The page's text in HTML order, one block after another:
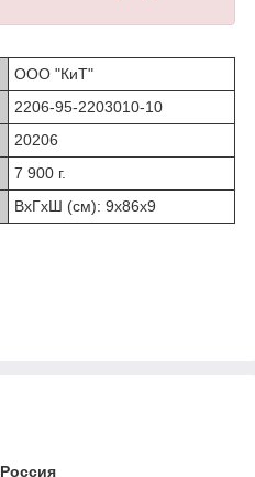
ООО "КиТ"
2206-95-2203010-10
20206
7 900 г.
ВхГхШ (см): 9х86х9
Россия